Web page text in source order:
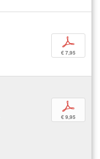
p
€ 7,95
p
€ 9,95